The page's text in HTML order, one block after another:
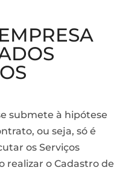
submete à hipótese
ou seja, só é
os Serviços
realizar o Cadastro de